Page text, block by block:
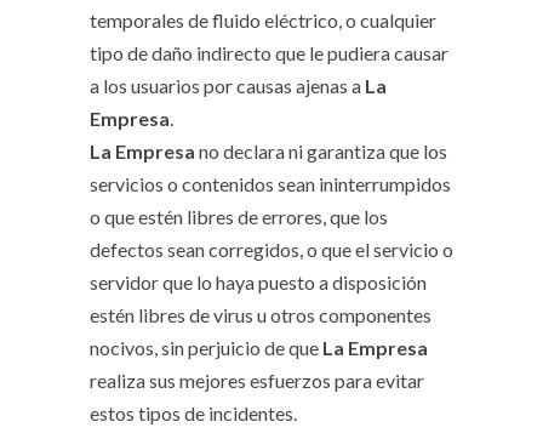
temporales de fluido eléctrico, o cualquier
tipo de daño indirecto que le pudiera causar
a los usuarios por causas ajenas a La
Empresa.
La Empresa no declara ni garantiza que los
servicios o contenidos sean ininterrumpidos
o que estén libres de errores, que los
defectos sean corregidos, o que el servicio o
servidor que lo haya puesto a disposición
estén libres de virus u otros componentes
nocivos, sin perjuicio de que La Empresa
realiza sus mejores esfuerzos para evitar
estos tipos de incidentes.